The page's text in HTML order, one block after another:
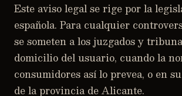
Este aviso legal se rige por la
española. Para cualquier
se someten a los juzgados y
domicilio del usuario, cuando la
consumidores así lo prevea, o en
de la provincia de Alicante.